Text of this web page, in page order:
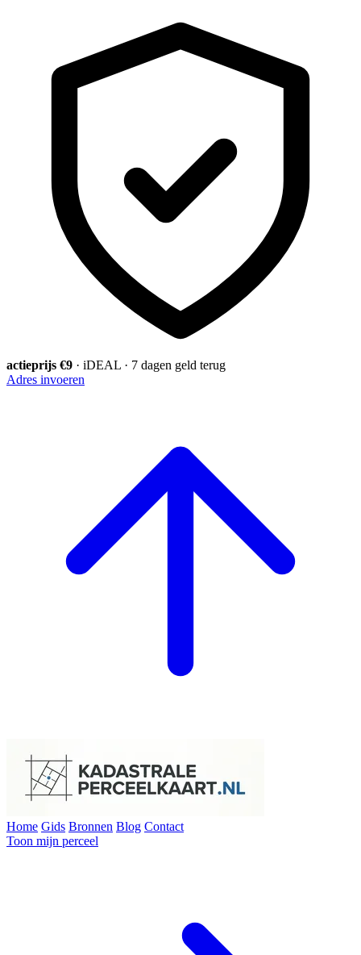
actieprijs €9 · iDEAL · 7 dagen geld terug
Adres invoeren
Home Gids Bronnen Blog Contact
Toon mijn perceel